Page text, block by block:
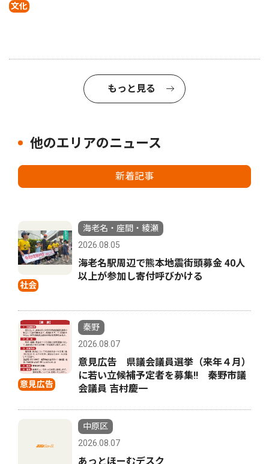
文化
もっと見る
他のエリアのニュース
新着記事
社会
海老名・座間・綾瀬
2026.08.05
海老名駅周辺で熊本地震街頭募金 40人
以上が参加し寄付呼びかける
意見広告
秦野
2026.08.07
意見広告 県議会議員選挙（来年４月）
に若い立候補予定者を募集‼ 秦野市議
会議員 吉村慶一
中原区
2026.08.07
あっとほーむデスク